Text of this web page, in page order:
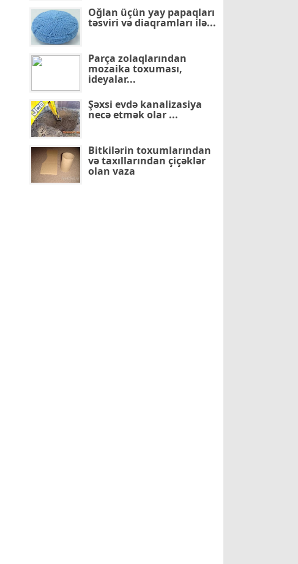
Oğlan üçün yay papaqları
təsviri və diaqramları ilə...
Parça zolaqlarından
mozaika toxuması,
ideyalar...
Şəxsi evdə kanalizasiya
necə etmək olar ...
Bitkilərin toxumlarından
və taxıllarından çiçəklər
olan vaza